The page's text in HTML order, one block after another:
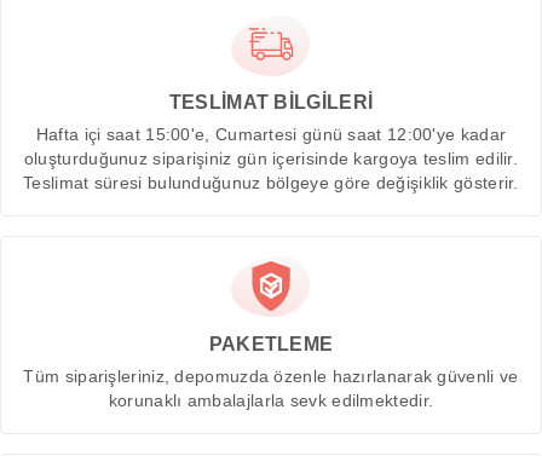
TESLİMAT BİLGİLERİ
Hafta içi saat 15:00'e, Cumartesi günü saat 12:00'ye kadar
oluşturduğunuz siparişiniz gün içerisinde kargoya teslim edilir.
Teslimat süresi bulunduğunuz bölgeye göre değişiklik gösterir.
PAKETLEME
Tüm siparişleriniz, depomuzda özenle hazırlanarak güvenli ve
korunaklı ambalajlarla sevk edilmektedir.